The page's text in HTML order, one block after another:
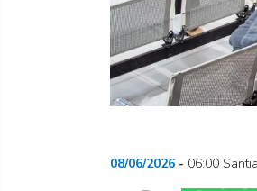
08/06/2026 06:00